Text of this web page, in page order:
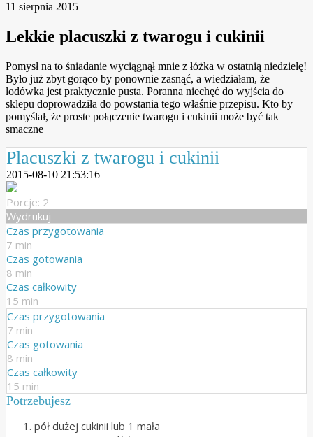
11 sierpnia 2015
Lekkie placuszki z twarogu i cukinii
Pomysł na to śniadanie wyciągnął mnie z łóżka w ostatnią niedzielę!
Było już zbyt gorąco by ponownie zasnąć, a wiedziałam, że
lodówka jest praktycznie pusta. Poranna niechęć do wyjścia do
sklepu doprowadziła do powstania tego właśnie przepisu. Kto by
pomyślał, że proste połączenie twarogu i cukinii może być tak
smaczne
Placuszki z twarogu i cukinii
2015-08-10 21:53:16
Porcje: 2
Wydrukuj
Czas przygotowania
7 min
Czas gotowania
8 min
Czas całkowity
15 min
Czas przygotowania
7 min
Czas gotowania
8 min
Czas całkowity
15 min
Potrzebujesz
pół dużej cukinii lub 1 mała